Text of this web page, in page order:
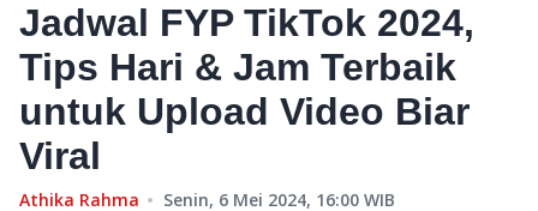
Jadwal FYP TikTok 2024,
Tips Hari & Jam Terbaik
untuk Upload Video Biar
Viral
Athika Rahma Senin, 6 Mei 2024, 16:00 WIB